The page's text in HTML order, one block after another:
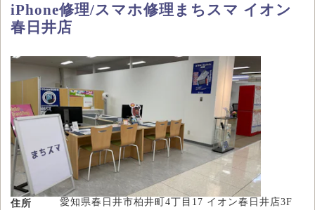
iPhone修理/スマホ修理まちスマ イオン
春日井店
住所
愛知県春日井市柏井町4丁目17 イオン春日井店3F